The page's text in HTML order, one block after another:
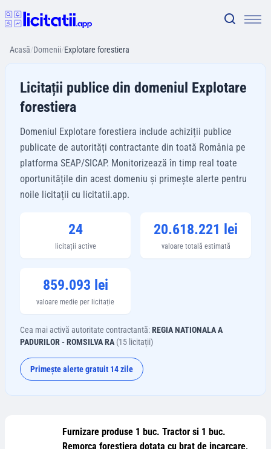
Acasă/Domenii/Explotare forestiera
Licitații publice din domeniul Explotare
forestiera
Domeniul Explotare forestiera include achiziții publice
publicate de autorități contractante din toată România pe
platforma SEAP/SICAP. Monitorizează în timp real toate
oportunitățile din acest domeniu și primește alerte pentru
noile licitații cu licitatii.app.
24
licitații active
20.618.221 lei
valoare totală estimată
859.093 lei
valoare medie per licitație
Cea mai activă autoritate contractantă:REGIA NATIONALA A
PADURILOR - ROMSILVA RA (15 licitații)
Primește alerte gratuit 14 zile
Furnizare produse 1 buc. Tractor si 1 buc.
Remorca forestiera dotata cu brat de incarcare,